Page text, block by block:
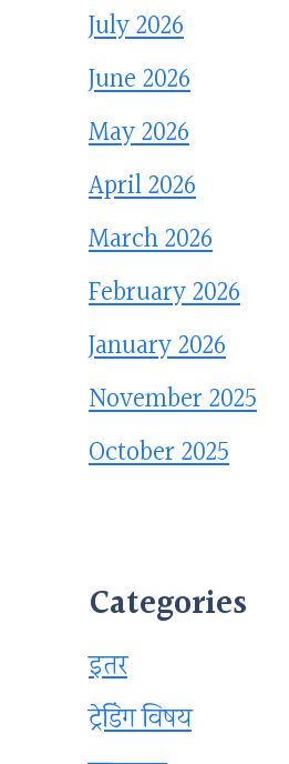
July 2026
June 2026
May 2026
April 2026
March 2026
February 2026
January 2026
November 2025
October 2025
Categories
इतर
ट्रेडिंग विषय